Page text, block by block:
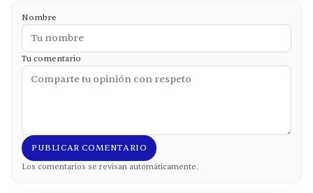
Nombre
Tu comentario
PUBLICAR COMENTARIO
Los comentarios se revisan automáticamente.